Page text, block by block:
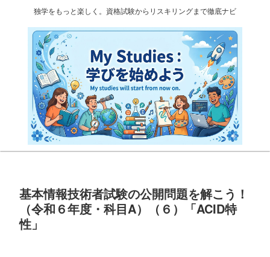
独学をもっと楽しく。資格試験からリスキリングまで徹底ナビ
基本情報技術者試験の公開問題を解こう！
（令和６年度・科目A）（６）「ACID特
性」